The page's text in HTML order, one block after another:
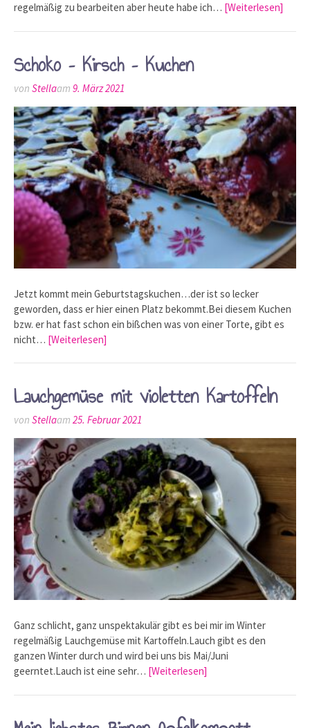
regelmäßig zu bearbeiten aber heute habe ich… [Weiterlesen]
Schoko – Kirsch – Kuchen
von Stellaam 9. März 2021
Jetzt kommt mein Geburtstagskuchen…der ist so lecker
geworden, dass er hier einen Platz bekommt.Bei diesem Kuchen
bzw. er hat fast schon ein bißchen was von einer Torte, gibt es
nicht… [Weiterlesen]
Lauchgemüse mit violetten Kartoffeln
von Stellaam 25. Februar 2021
Ganz schlicht, ganz unspektakulär gibt es bei mir im Winter
regelmäßig Lauchgemüse mit Kartoffeln.Lauch gibt es den
ganzen Winter durch und wird bei uns bis Mai/Juni
geerntet.Lauch ist eine sehr… [Weiterlesen]